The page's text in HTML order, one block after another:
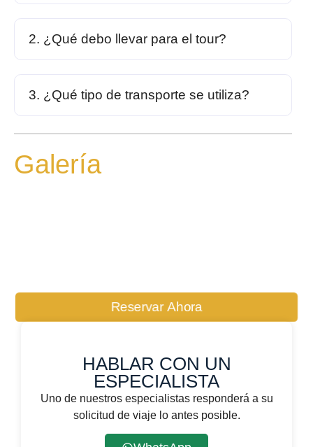
2. ¿Qué debo llevar para el tour?
3. ¿Qué tipo de transporte se utiliza?
Galería
Reservar Ahora
HABLAR CON UN
ESPECIALISTA
Uno de nuestros especialistas responderá a su
solicitud de viaje lo antes posible.